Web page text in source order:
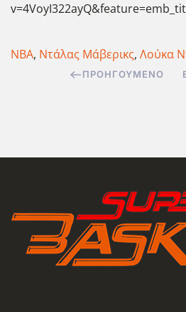
ΝΒΑ, Ντάλας Μάβερικς, Λούκα
ΠΡΟΗΓΟΎΜΕΝΟ